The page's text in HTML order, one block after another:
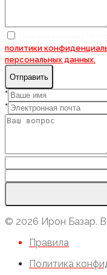
политики
персональных данных.
Отправить
*
*
© 2026 Ирон Базар.
Правила
Политика